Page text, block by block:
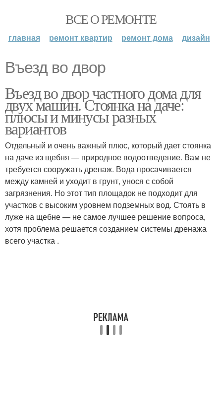
ВСЕ О РЕМОНТЕ
главная ремонт квартир ремонт дома дизайн
Въезд во двор
Въезд во двор частного дома для
двух машин. Стоянка на даче:
плюсы и минусы разных
вариантов
Отдельный и очень важный плюс, который дает стоянка
на даче из щебня — природное водоотведение. Вам не
требуется сооружать дренаж. Вода просачивается
между камней и уходит в грунт, унося с собой
загрязнения. Но этот тип площадок не подходит для
участков с высоким уровнем подземных вод. Стоять в
луже на щебне — не самое лучшее решение вопроса,
хотя проблема решается созданием системы дренажа
всего участка .